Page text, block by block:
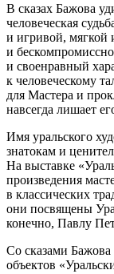
В сказах Бажова
человеческая
и игривой, мягкой
и
и своенравный
к человеческому
для Мастера и
навсегда лишает
Имя уральского
знатокам и
На выставке
произведения
в классических
они посвящены
конечно, Павлу
Со сказами Бажова
объектов